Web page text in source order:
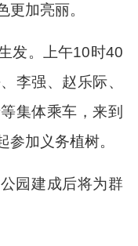
加亮丽。
发。上午10时40
、李强、赵乐际、
集体乘车，来到
参加义务植树。
园建成后将为群